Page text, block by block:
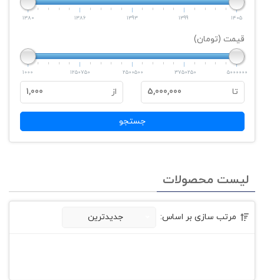
1380 1386 1393 1399 1405
قیمت (تومان)
1000 1250750 2500500 3750250 5000000
تا 5,000,000 از 1,000
جستجو
لیست محصولات
مرتب سازی بر اساس: جدیدترین